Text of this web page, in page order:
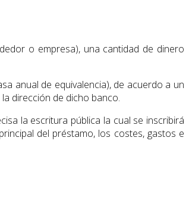
o empresa), una cantidad de dinero
anual de equivalencia), de acuerdo a un
dirección de dicho banco.
la escritura pública la cual se inscribirá
del préstamo, los costes, gastos e